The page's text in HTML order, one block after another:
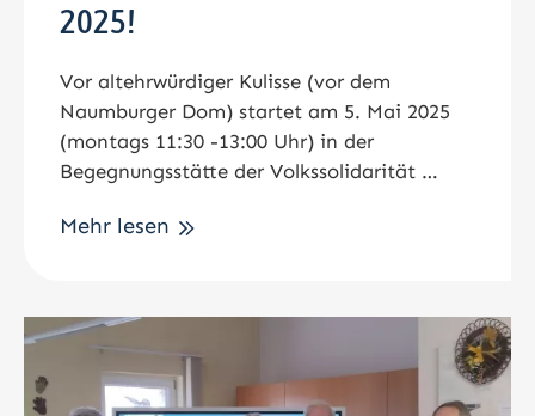
2025!
Vor altehrwürdiger Kulisse (vor dem
Naumburger Dom) startet am 5. Mai 2025
(montags 11:30 -13:00 Uhr) in der
Begegnungsstätte der Volkssolidarität …
Mehr lesen